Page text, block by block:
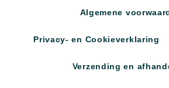
Algemene
Privacy- en Cookieverklaring
Verzending en